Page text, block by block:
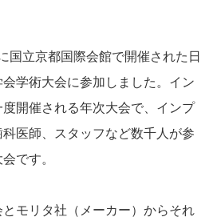
国立京都国際会館で開催された日
学術大会に参加しました。イン
開催される年次大会で、インプ
医師、スタッフなど数千人が参
です。
モリタ社（メーカー）からそれ